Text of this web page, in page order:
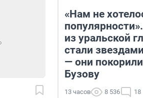
«Нам не
из уральской
стали
— они
Бузову
13 часов 8 536 18